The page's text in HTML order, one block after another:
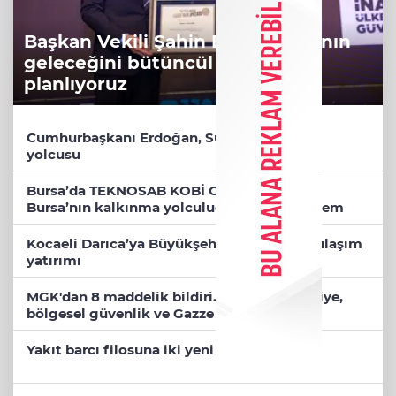
Başkan Vekili Şahin Biba: Bursa'nın
geleceğini bütüncül anlayışla
planlıyoruz
Cumhurbaşkanı Erdoğan, Suudi Arabistan
yolcusu
Bursa’da TEKNOSAB KOBİ OSB tanıtıldı...
Bursa’nın kalkınma yolculuğunda yeni dönem
Kocaeli Darıca’ya Büyükşehir'den modern ulaşım
yatırımı
MGK'dan 8 maddelik bildiri... Terörsüz Türkiye,
bölgesel güvenlik ve Gazze mesajı
Yakıt barcı filosuna iki yeni gemi